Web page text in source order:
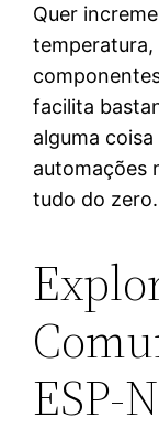
Quer
facilita
alguma
automações
tudo do zero.
ESP-